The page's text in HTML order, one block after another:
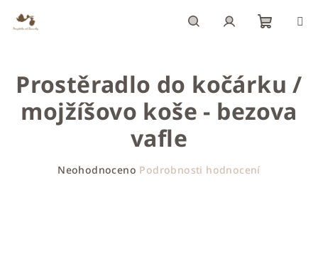
obsah
košík
Prostěradlo do kočárku /
mojžíšovo koše - bezova
vafle
Neohodnoceno Podrobnosti hodnocení